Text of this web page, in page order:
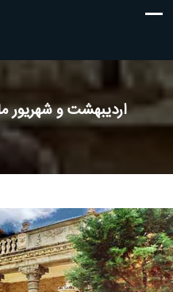
اردیبهشت و شهریور